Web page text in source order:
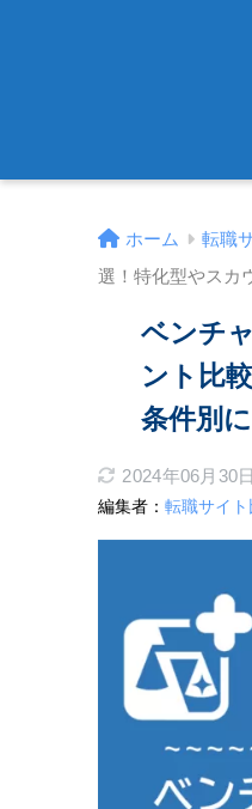
ホーム 転職
選！特化型やスカ
ベンチ
ント比
条件別
2024年06月30日
編集者： 転職サイ